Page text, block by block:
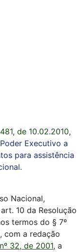
de 10.02.2010,
Executivo a
para assistência
Nacional,
10 da Resolução
termos do § 7º
com a redação
32, de 2001, a